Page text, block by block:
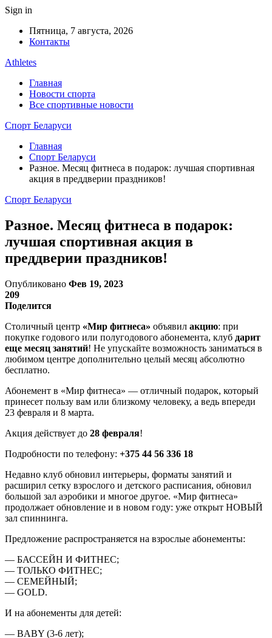
Sign in
Пятница, 7 августа, 2026
Контакты
Athletes
Главная
Новости спорта
Все спортивные новости
Спорт Беларуси
Главная
Спорт Беларуси
Разное. Месяц фитнеса в подарок: лучшая спортивная
акция в преддверии праздников!
Спорт Беларуси
Разное. Месяц фитнеса в подарок:
лучшая спортивная акция в
преддверии праздников!
Опубликовано Фев 19, 2023
209
Поделится
Столичный центр «Мир фитнеса» объявил акцию: при
покупке годового или полугодового абонемента, клуб дарит
еще месяц занятий! Не упускайте возможность заниматься в
любимом центре дополнительно целый месяц абсолютно
бесплатно.
Абонемент в «Мир фитнеса» — отличный подарок, который
принесет пользу вам или близкому человеку, а ведь впереди
23 февраля и 8 марта.
Акция действует до 28 февраля!
Подробности по телефону: +375 44 56 336 18
Недавно клуб обновил интерьеры, форматы занятий и
расширил сетку взрослого и детского расписания, обновил
большой зал аэробики и многое другое. «Мир фитнеса»
продолжает обновление и в новом году: уже открыт НОВЫЙ
зал спиннинга.
Предложение распространяется на взрослые абонементы:
— БАССЕЙН И ФИТНЕС;
— ТОЛЬКО ФИТНЕС;
— СЕМЕЙНЫЙ;
— GOLD.
И на абонементы для детей:
— BABY (3-6 лет);